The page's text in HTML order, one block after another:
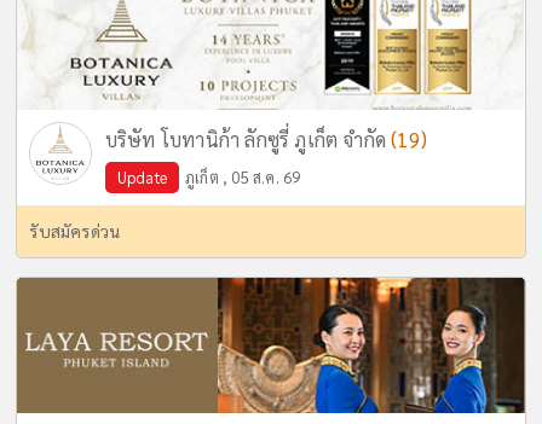
บริษัท โบทานิก้า ลักซูรี่ ภูเก็ต จำกัด(19)
Update ภูเก็ต , 05 ส.ค. 69
รับสมัครด่วน